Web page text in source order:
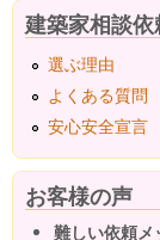
建築家相談
選ぶ理由
よくある質問
安心安全宣言
お客様の声
難しい依頼メ